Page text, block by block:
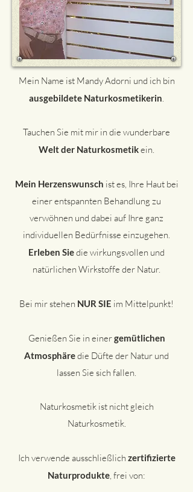
Mein Name ist Mandy Adorni und ich bin
ausgebildete Naturkosmetikerin.
Tauchen Sie mit mir in die wunderbare
Welt der Naturkosmetikein.
Mein Herzenswunsch ist es, Ihre Haut bei
einer entspannten Behandlung zu
verwöhnen und dabei auf Ihre ganz
individuellen Bedürfnisse einzugehen.
Erleben Siedie wirkungsvollen und
natürlichen Wirkstoffe der Natur.
Bei mir stehen NUR SIE im Mittelpunkt!
Genießen Sie in einergemütlichen
Atmosphäredie Düfte der Natur und
lassen Sie sich fallen.
Naturkosmetik ist nicht gleich
Naturkosmetik.
Ich verwende ausschließlich zertifizierte
Naturprodukte, frei von: